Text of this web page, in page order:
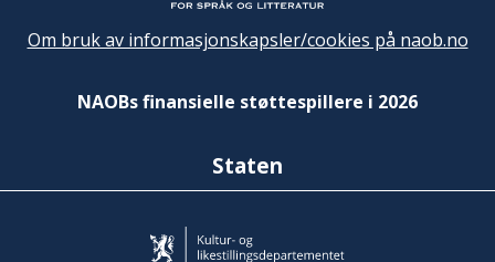
Om bruk av informasjonskapsler/cookies på naob.no
NAOBs finansielle støttespillere i 2026
Staten